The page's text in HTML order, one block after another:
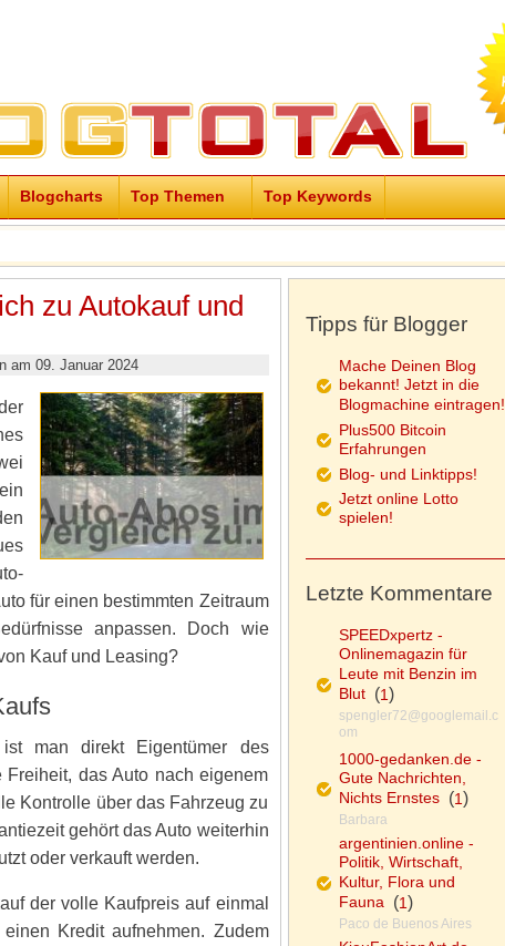
Blogcharts Top Themen Top Keywords
zu Autokauf und
am 09. Januar 2024
für einen bestimmten Zeitraum
anpassen. Doch wie
Kauf und Leasing?
man direkt Eigentümer des
das Auto nach eigenem
Kontrolle über das Fahrzeug zu
gehört das Auto weiterhin
oder verkauft werden.
der volle Kaufpreis auf einmal
Kredit aufnehmen. Zudem
Tipps für Blogger
Mache Deinen Blog
bekannt! Jetzt in die
Blogmachine eintragen!
Plus500 Bitcoin
Erfahrungen
Blog- und Linktipps!
Jetzt online Lotto
spielen!
Letzte Kommentare
SPEEDxpertz -
Onlinemagazin für
Leute mit Benzin im
Blut(1)
spengler72@googlemail.c
om
1000-gedanken.de -
Gute Nachrichten,
Nichts Ernstes(1)
Barbara
argentinien.online -
Politik, Wirtschaft,
Kultur, Flora und
Fauna(1)
Paco de Buenos Aires